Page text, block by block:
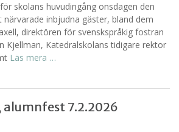
skolans huvudingång onsdagen den
närvarade inbjudna gäster, bland dem
direktören för svenskspråkig fostran
Kjellman, Katedralskolans tidigare rektor
Läs mera …
7.2.2026